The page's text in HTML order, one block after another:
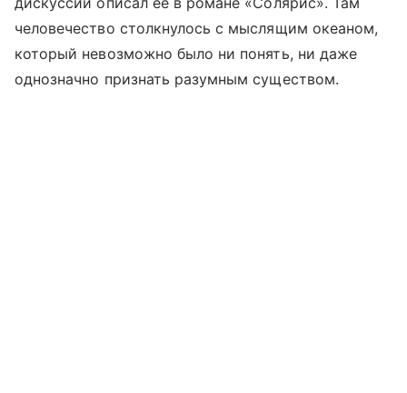
человечество столкнулось с мыслящим океаном,
который невозможно было ни понять, ни даже
однозначно признать разумным существом.